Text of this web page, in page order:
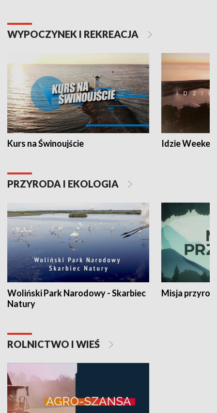
WYPOCZYNEK I REKREACJA
Kurs na Świnoujście Idzie
PRZYRODA I EKOLOGIA
Woliński Park Narodowy - Skarbiec
Natury
Misja
ROLNICTWO I WIEŚ